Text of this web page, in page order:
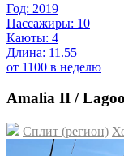
Год: 2019
Пассажиры: 10
Каюты: 4
Длина: 11.55
от 1100 в неделю
Amalia II /
Сплит (регион)